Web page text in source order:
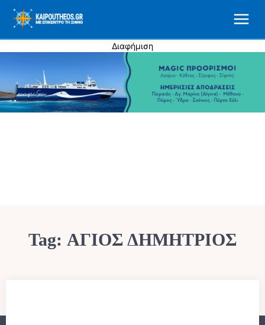
Διαφήμιση
Tag: ΑΓΙΟΣ ΔΗΜΗΤΡΙΟΣ